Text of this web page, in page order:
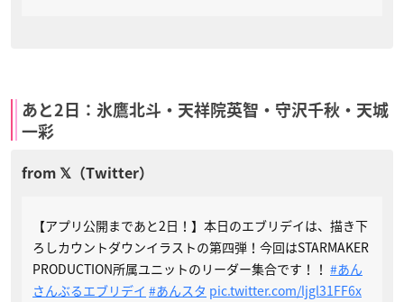
あと2日：氷鷹北斗・天祥院英智・守沢千秋・天城
一彩
【アプリ公開まであと2日！】本日のエブリデイは、描き下
ろしカウントダウンイラストの第四弾！今回はSTARMAKER
PRODUCTION所属ユニットのリーダー集合です！！ #あん
さんぶるエブリデイ #あんスタ pic.twitter.com/ljgl31FF6x